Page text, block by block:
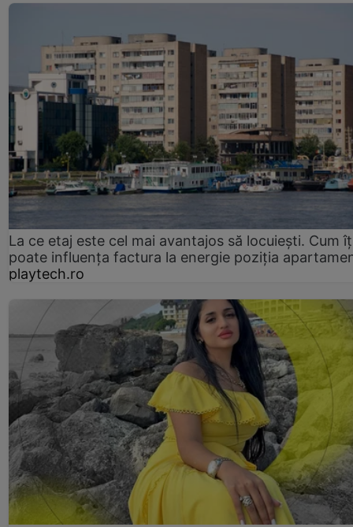
La ce etaj este cel mai avantajos să locuiești. Cum
poate influența factura la energie poziția
playtech.ro